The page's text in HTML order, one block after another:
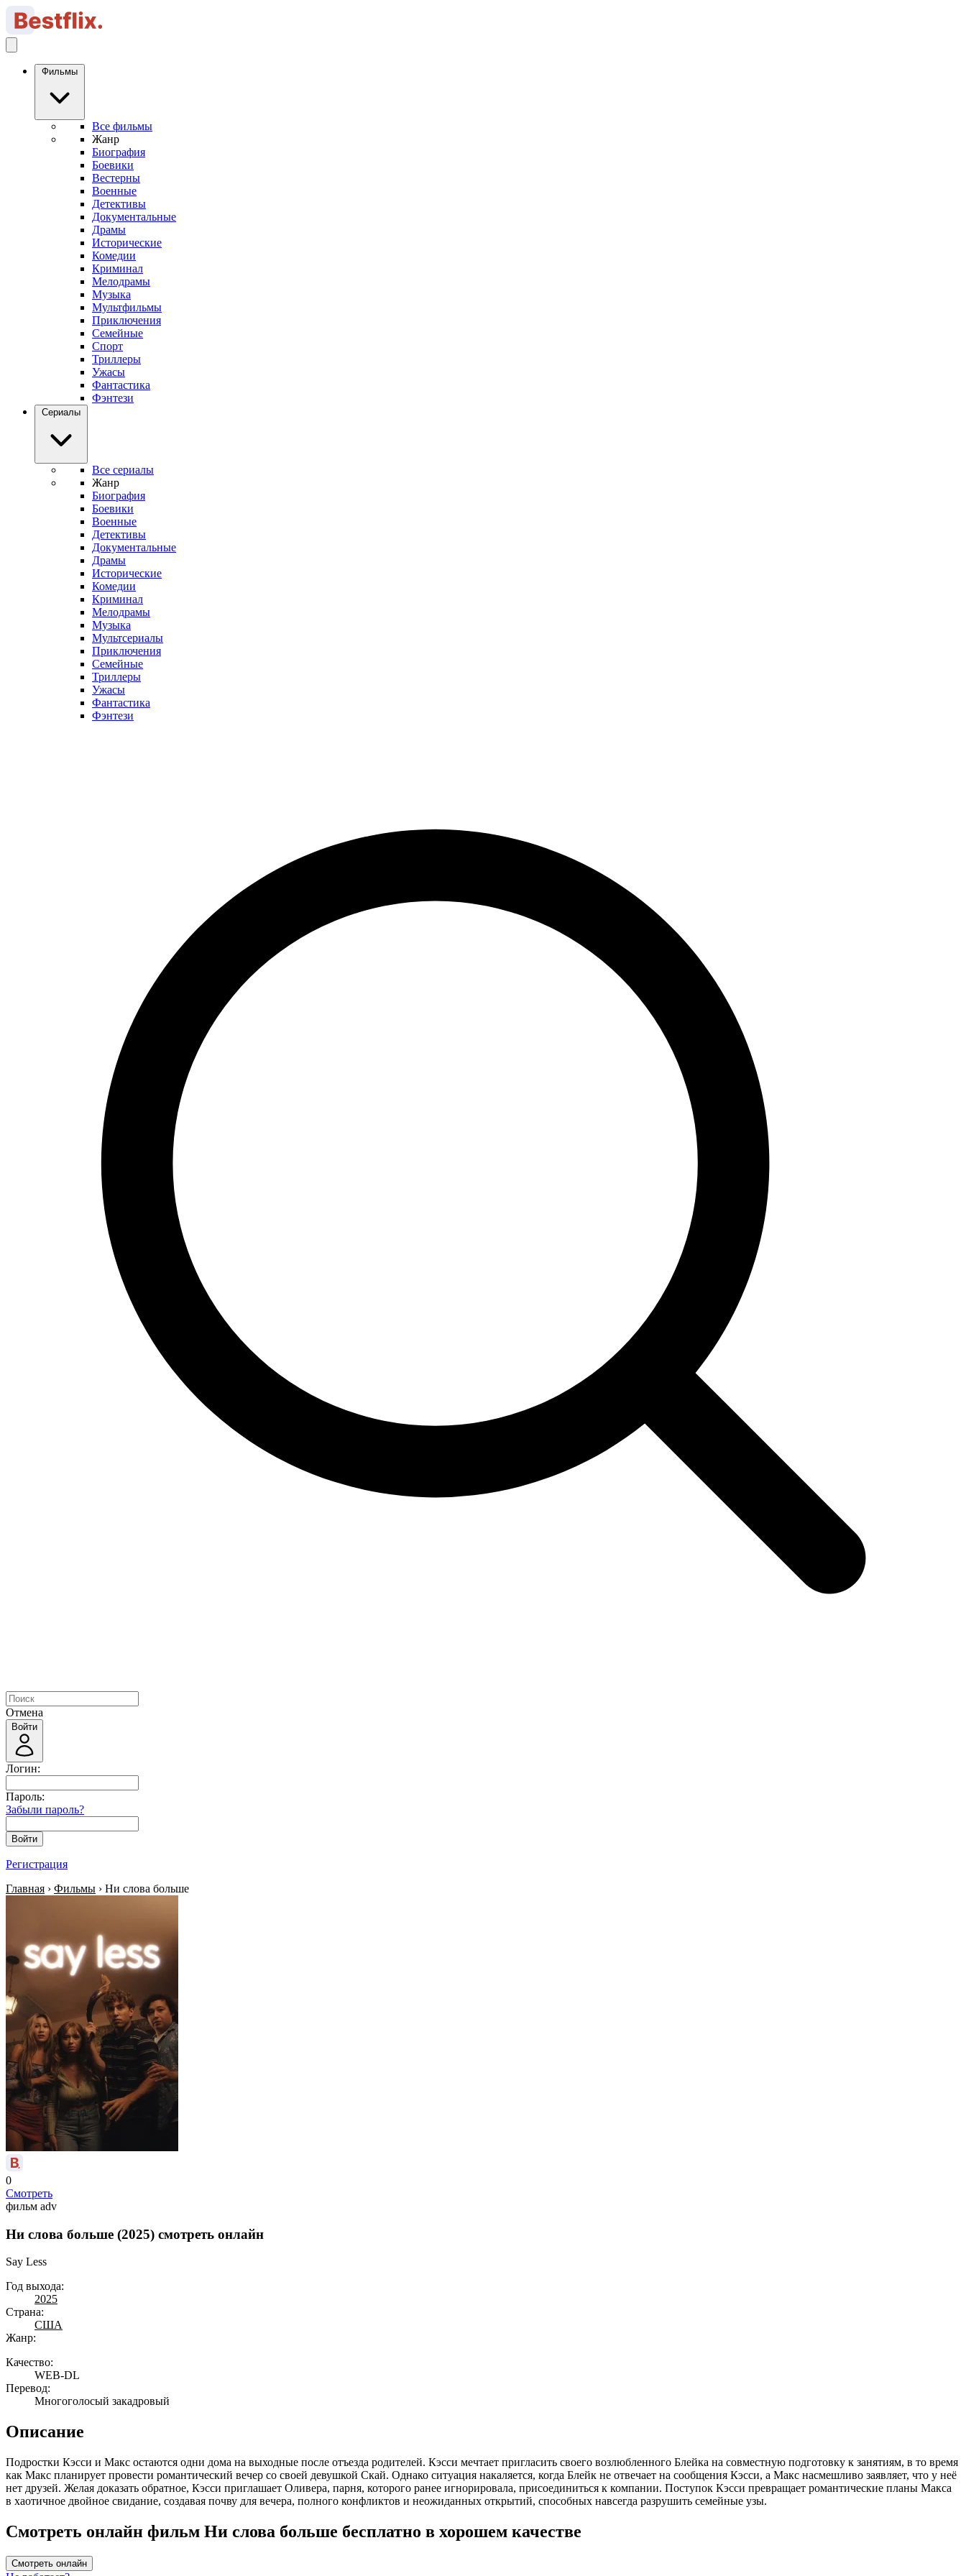
Фильмы
Все фильмы
Жанр
Биография
Боевики
Вестерны
Военные
Детективы
Документальные
Драмы
Исторические
Комедии
Криминал
Мелодрамы
Музыка
Мультфильмы
Приключения
Семейные
Спорт
Триллеры
Ужасы
Фантастика
Фэнтези
Сериалы
Все сериалы
Жанр
Биография
Боевики
Военные
Детективы
Документальные
Драмы
Исторические
Комедии
Криминал
Мелодрамы
Музыка
Мультсериалы
Приключения
Семейные
Триллеры
Ужасы
Фантастика
Фэнтези
Отмена
Войти
Логин:
Пароль:
Забыли пароль?
Войти
Регистрация
Главная › Фильмы › Ни слова больше
0
Смотреть
фильм adv
Ни слова больше (2025) смотреть онлайн
Say Less
Год выхода:
2025
Страна:
США
Жанр:
Качество:
WEB-DL
Перевод:
Многоголосый закадровый
Описание
Подростки Кэсси и Макс остаются одни дома на выходные после отъезда родителей. Кэсси мечтает пригласить своего возлюбленного Блейка на совместную подготовку к занятиям, в то время
как Макс планирует провести романтический вечер со своей девушкой Скай. Однако ситуация накаляется, когда Блейк не отвечает на сообщения Кэсси, а Макс насмешливо заявляет, что у неё
нет друзей. Желая доказать обратное, Кэсси приглашает Оливера, парня, которого ранее игнорировала, присоединиться к компании. Поступок Кэсси превращает романтические планы Макса
в хаотичное двойное свидание, создавая почву для вечера, полного конфликтов и неожиданных открытий, способных навсегда разрушить семейные узы.
Смотреть онлайн фильм Ни слова больше бесплатно в хорошем качестве
Смотреть онлайн